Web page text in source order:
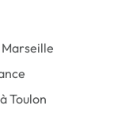
Toulon